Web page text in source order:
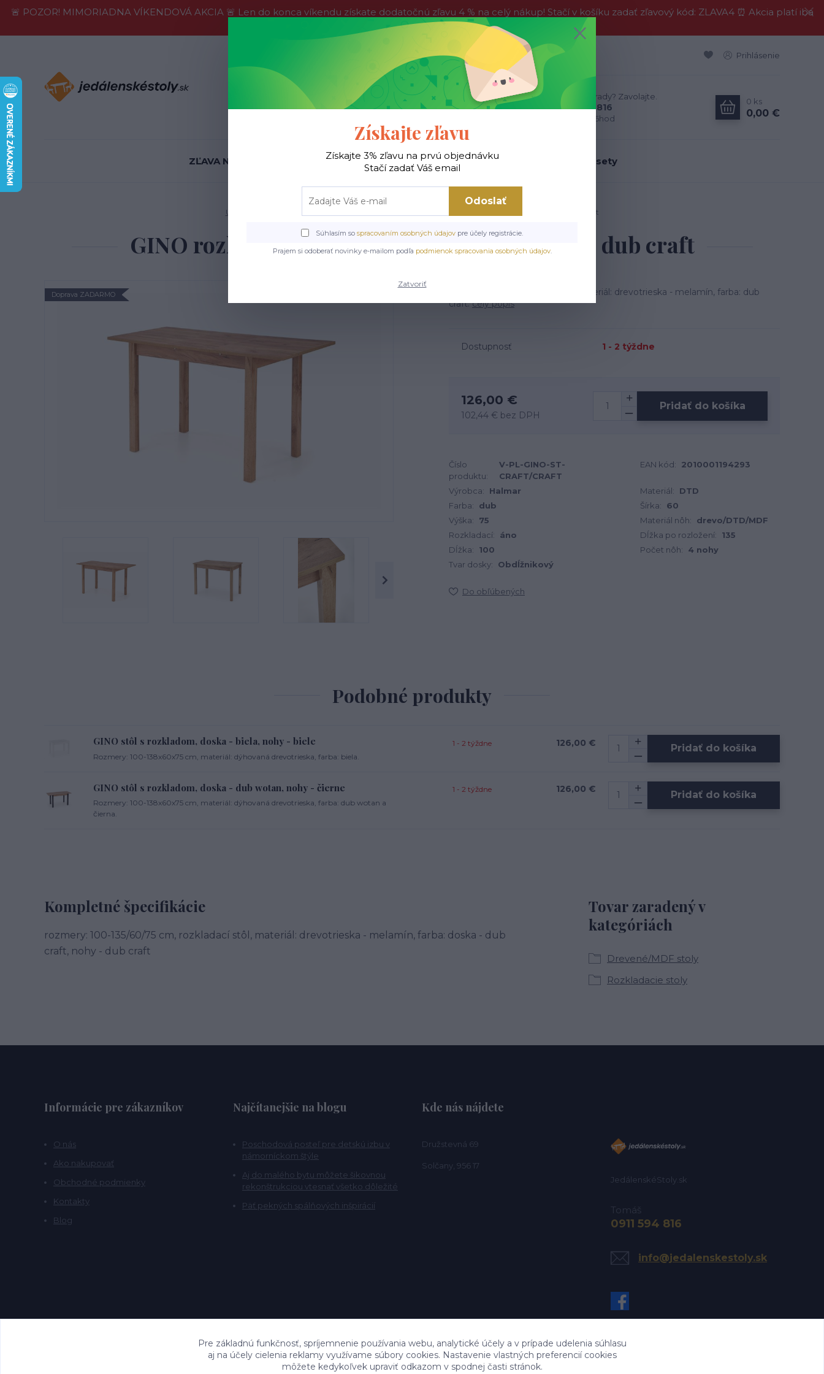
🚨 POZOR! MIMORIADNA VÍKENDOVÁ AKCIA 🚨 Len do konca víkendu získate dodatočnú zľavu 4 % na celý nákup! Stačí v košíku zadať zľavový kód: ZLAVA4 ⏰ Akcia platí iba
do nedele, tak neváhajte a nakúpte výhodnejšie ešte dnes!
Prihlásenie
Hľadať
Neviete si rady? Zavolajte.
0911 594 816
Po-Pia, 9-16hod
0 ks
0,00 €
ZĽAVA NA SKLADE ! Jedálenské stoly Jedálenské stoličky Jedálenské sety
Úvod GINO rozkladací stôl doska - dub craft, nohy - dub craft
GINO rozkladací stôl doska - dub craft, nohy - dub craft
Doprava ZADARMO
Rozmery: 100-135x60x75 cm, materiál: drevotrieska - melamín, farba: dub
craft.celý popis
Dostupnosť 1 - 2 týždne
126,00 €
102,44 € bez DPH
Pridať do košíka
Číslo
produktu:
V-PL-GINO-ST-
CRAFT/CRAFT
EAN kód: 2010001194293
Výrobca: Halmar Materiál:
DTD
Farba:
dub Šírka:
60
Výška:
75 Materiál nôh:
drevo/DTD/MDF
Rozkladací:
áno Dĺžka po rozložení:
135
Dĺžka:
100 Počet nôh:
4 nohy
Tvar dosky:
Obdĺžnikový
Do obľúbených
Podobné produkty
GINO stôl s rozkladom, doska - biela, nohy - biele
Rozmery: 100-138x60x75 cm, materiál: dýhovaná drevotrieska, farba: biela.
126,00 €
1 - 2 týždne Pridať do košíka
GINO stôl s rozkladom, doska - dub wotan, nohy - čierne
Rozmery: 100-138x60x75 cm, materiál: dýhovaná drevotrieska, farba: dub wotan a
čierna.
126,00 €
1 - 2 týždne Pridať do košíka
Kompletné špecifikácie
rozmery: 100-135/60/75 cm, rozkladací stôl, materiál: drevotrieska - melamín, farba: doska - dub
craft, nohy - dub craft
Tovar zaradený v
kategóriách
Drevené/MDF stoly
Rozkladacie stoly
Informácie pre zákazníkov
O nás
Ako nakupovať
Obchodné podmienky
Kontakty
Blog
Najčítanejšie na blogu
Poschodová posteľ pre detskú izbu v
námorníckom štýle
Aj do malého bytu môžete šikovnou
rekonštrukciou vtesnať všetko dôležité
Päť pekných spálňových inšpirácií
Kde nás nájdete
Družstevná 69
Solčany, 956 17
JedálenskéStoly.sk
Tomáš
0911 594 816
info@jedalenskestoly.sk
Získajte zľavu
Získajte 3% zľavu na prvú objednávku
Stačí zadať Váš email
Odoslať
Súhlasím so spracovaním osobných údajov pre účely registrácie.
Prajem si odoberať novinky e-mailom podľa podmienok spracovania osobných údajov.
Zatvoriť
Pre základnú funkčnosť, spríjemnenie používania webu, analytické účely a v prípade udelenia súhlasu
aj na účely cielenia reklamy využívame súbory cookies. Nastavenie vlastných preferencií cookies
môžete kedykoľvek upraviť odkazom v spodnej časti stránok.